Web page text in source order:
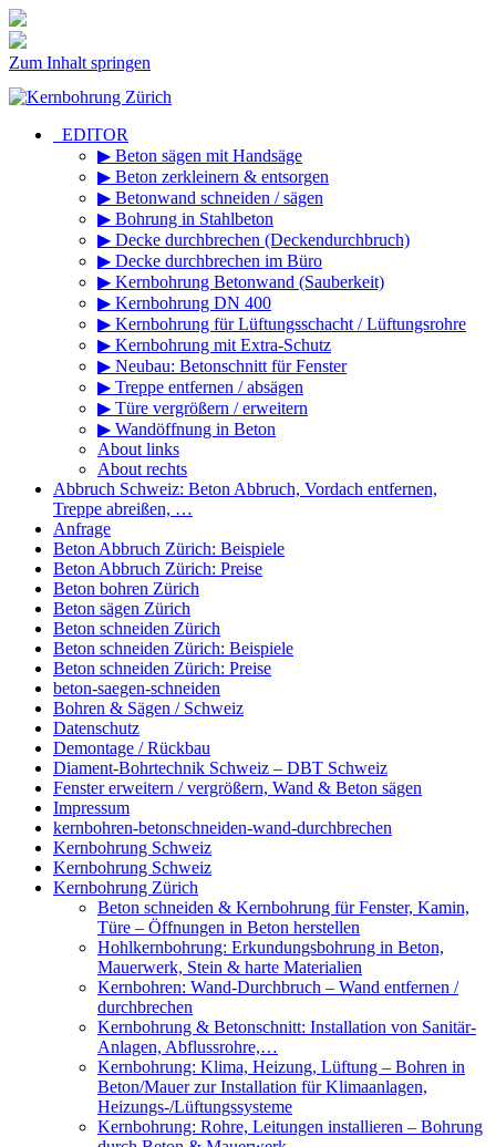
Zum Inhalt springen
_EDITOR
▶ Beton sägen mit Handsäge
▶ Beton zerkleinern & entsorgen
▶ Betonwand schneiden / sägen
▶ Bohrung in Stahlbeton
▶ Decke durchbrechen (Deckendurchbruch)
▶ Decke durchbrechen im Büro
▶ Kernbohrung Betonwand (Sauberkeit)
▶ Kernbohrung DN 400
▶ Kernbohrung für Lüftungsschacht / Lüftungsrohre
▶ Kernbohrung mit Extra-Schutz
▶ Neubau: Betonschnitt für Fenster
▶ Treppe entfernen / absägen
▶ Türe vergrößern / erweitern
▶ Wandöffnung in Beton
About links
About rechts
Abbruch Schweiz: Beton Abbruch, Vordach entfernen,
Treppe abreißen, …
Anfrage
Beton Abbruch Zürich: Beispiele
Beton Abbruch Zürich: Preise
Beton bohren Zürich
Beton sägen Zürich
Beton schneiden Zürich
Beton schneiden Zürich: Beispiele
Beton schneiden Zürich: Preise
beton-saegen-schneiden
Bohren & Sägen / Schweiz
Datenschutz
Demontage / Rückbau
Diament-Bohrtechnik Schweiz – DBT Schweiz
Fenster erweitern / vergrößern, Wand & Beton sägen
Impressum
kernbohren-betonschneiden-wand-durchbrechen
Kernbohrung Schweiz
Kernbohrung Schweiz
Kernbohrung Zürich
Beton schneiden & Kernbohrung für Fenster, Kamin,
Türe – Öffnungen in Beton herstellen
Hohlkernbohrung: Erkundungsbohrung in Beton,
Mauerwerk, Stein & harte Materialien
Kernbohren: Wand-Durchbruch – Wand entfernen /
durchbrechen
Kernbohrung & Betonschnitt: Installation von Sanitär-
Anlagen, Abflussrohre,…
Kernbohrung: Klima, Heizung, Lüftung – Bohren in
Beton/Mauer zur Installation für Klimaanlagen,
Heizungs-/Lüftungssysteme
Kernbohrung: Rohre, Leitungen installieren – Bohrung